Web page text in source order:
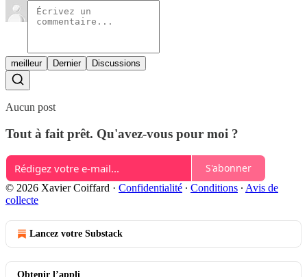
meilleur Dernier Discussions
Aucun post
Tout à fait prêt. Qu'avez-vous pour moi ?
S'abonner
© 2026 Xavier Coiffard · Confidentialité ∙ Conditions ∙ Avis de
collecte
Lancez votre Substack
Obtenir l’appli